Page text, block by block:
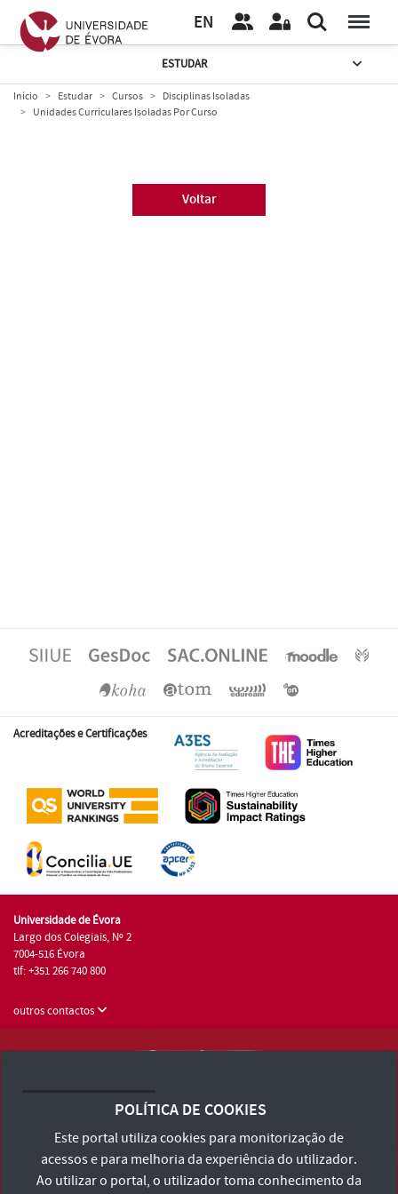
EN
ESTUDAR
Início Estudar Cursos
Disciplinas Isoladas
Unidades Curriculares Isoladas Por Curso
Voltar
Acreditações e Certificações
Universidade de Évora
Largo dos Colegiais, Nº 2
7004-516 Évora
tlf: +351 266 740 800
outros contactos
Consulte os Termos e Condições e Política de Privacidade
Declaração de Acessibilidade
POLÍTICA DE COOKIES
Este portal utiliza cookies para monitorização de
acessos e para melhoria da experiência do utilizador.
Ao utilizar o portal, o utilizador toma conhecimento da